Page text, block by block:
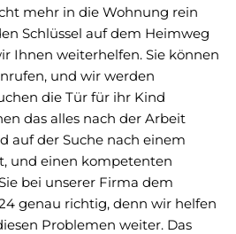
mehr in die Wohnung rein
Schlüssel auf dem Heimweg
Ihnen weiterhelfen. Sie können
und wir werden
die Tür für ihr Kind
das alles nach der Arbeit
auf der Suche nach einem
und einen kompetenten
bei unserer Firma dem
genau richtig, denn wir helfen
Problemen weiter. Das